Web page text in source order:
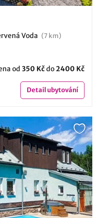
Voda (7 km)
od 350 Kčdo2400 Kč
Detailubytování